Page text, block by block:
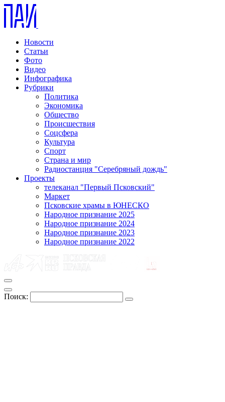
Новости
Статьи
Фото
Видео
Инфографика
Рубрики
Политика
Экономика
Общество
Происшествия
Соцсфера
Культура
Спорт
Страна и мир
Радиостанция "Серебряный дождь"
Проекты
телеканал "Первый Псковский"
Маркет
Псковские храмы в ЮНЕСКО
Народное признание 2025
Народное признание 2024
Народное признание 2023
Народное признание 2022
Поиск: